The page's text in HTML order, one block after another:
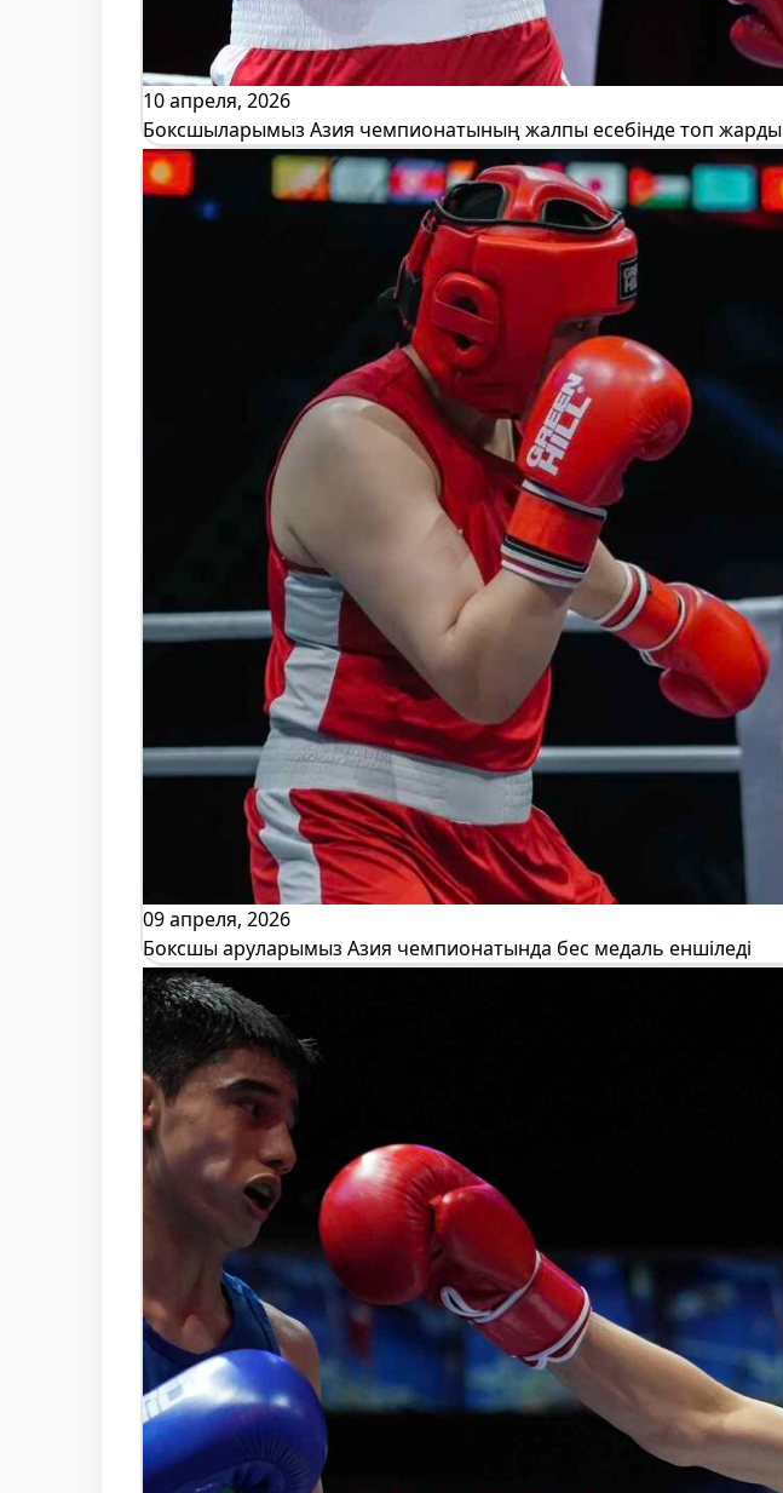
10 апреля, 2026
Боксшыларымыз Азия чемпионатының жалпы есебінде топ жарды
09 апреля, 2026
Боксшы аруларымыз Азия чемпионатында бес медаль еншіледі